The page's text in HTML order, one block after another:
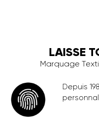
LAISSE
Marquage
Depuis